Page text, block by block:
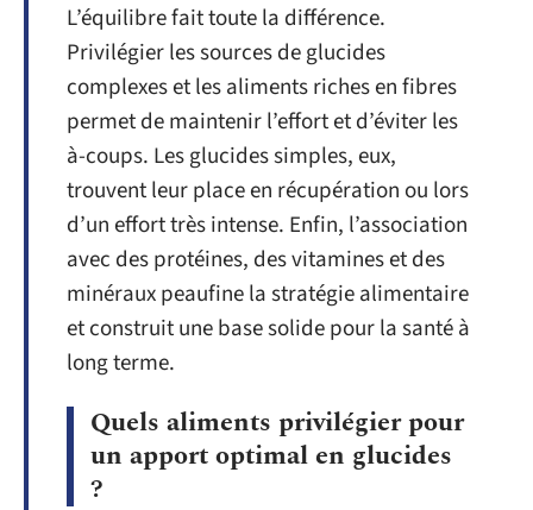
L’équilibre fait toute la différence.
Privilégier les sources de glucides
complexes et les aliments riches en fibres
permet de maintenir l’effort et d’éviter les
à-coups. Les glucides simples, eux,
trouvent leur place en récupération ou lors
d’un effort très intense. Enfin, l’association
avec des protéines, des vitamines et des
minéraux peaufine la stratégie alimentaire
et construit une base solide pour la santé à
long terme.
Quels aliments privilégier pour
un apport optimal en glucides
?